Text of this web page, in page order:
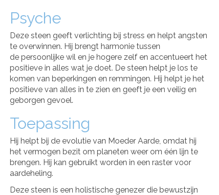
Psyche
Deze steen geeft verlichting bij stress en helpt angsten
te overwinnen. Hij brengt harmonie tussen
de persoonlijke wil en je hogere zelf en accentueert het
positieve in alles wat je doet. De steen helpt je los te
komen van beperkingen en remmingen. Hij helpt je het
positieve van alles in te zien en geeft je een veilig en
geborgen gevoel.
Toepassing
Hij helpt bij de evolutie van Moeder Aarde, omdat hij
het vermogen bezit om planeten weer om één lijn te
brengen. Hij kan gebruikt worden in een raster voor
aardeheling.
Deze steen is een holistische genezer die bewustzijn